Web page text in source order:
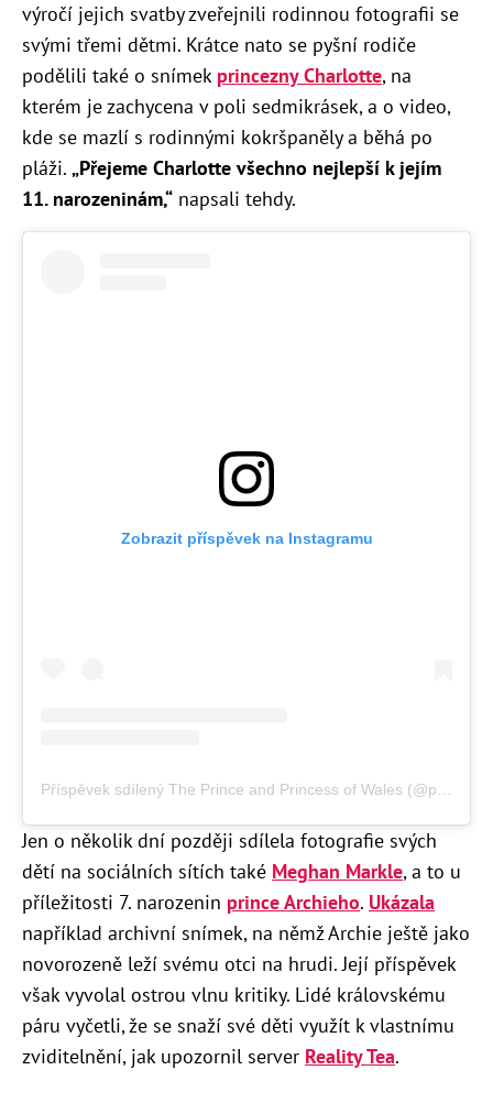
výročí jejich svatby zveřejnili rodinnou fotografii se
svými třemi dětmi. Krátce nato se pyšní rodiče
podělili také o snímek princezny Charlotte, na
kterém je zachycena v poli sedmikrásek, a o video,
kde se mazlí s rodinnými kokršpaněly a běhá po
pláži. „Přejeme Charlotte všechno nejlepší k jejím
11. narozeninám,“ napsali tehdy.
Zobrazit příspěvek na Instagramu
Jen o několik dní později sdílela fotografie svých
dětí na sociálních sítích také Meghan Markle, a to u
příležitosti 7. narozenin prince Archieho. Ukázala
například archivní snímek, na němž Archie ještě jako
novorozeně leží svému otci na hrudi. Její příspěvek
však vyvolal ostrou vlnu kritiky. Lidé královskému
páru vyčetli, že se snaží své děti využít k vlastnímu
zviditelnění, jak upozornil server Reality Tea.